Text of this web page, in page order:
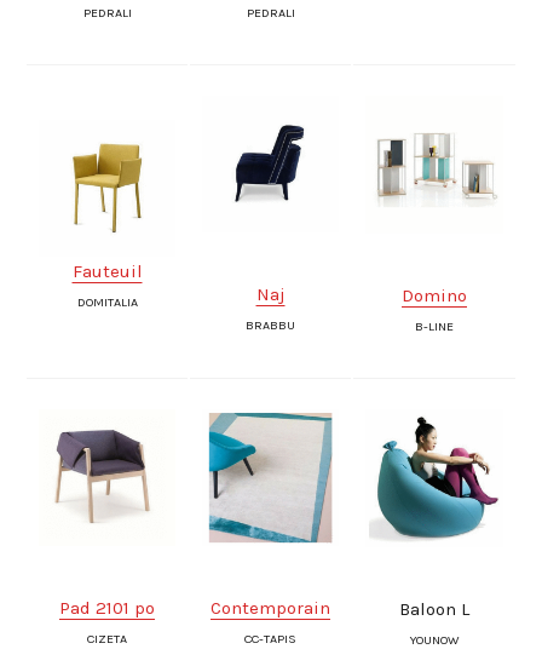
PEDRALI PEDRALI
Fauteuil
DOMITALIA Naj
BRABBU
Domino
B-LINE
Pad 2101 po
CIZETA
Contemporain
CC-TAPIS
Baloon L
YOUNOW